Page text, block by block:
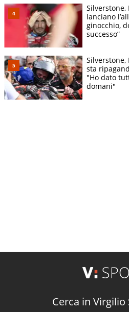
Silverstone,
lanciano
ginocchio,
successo”
sta
"Ho dato
domani"
Cerca in Virgilio